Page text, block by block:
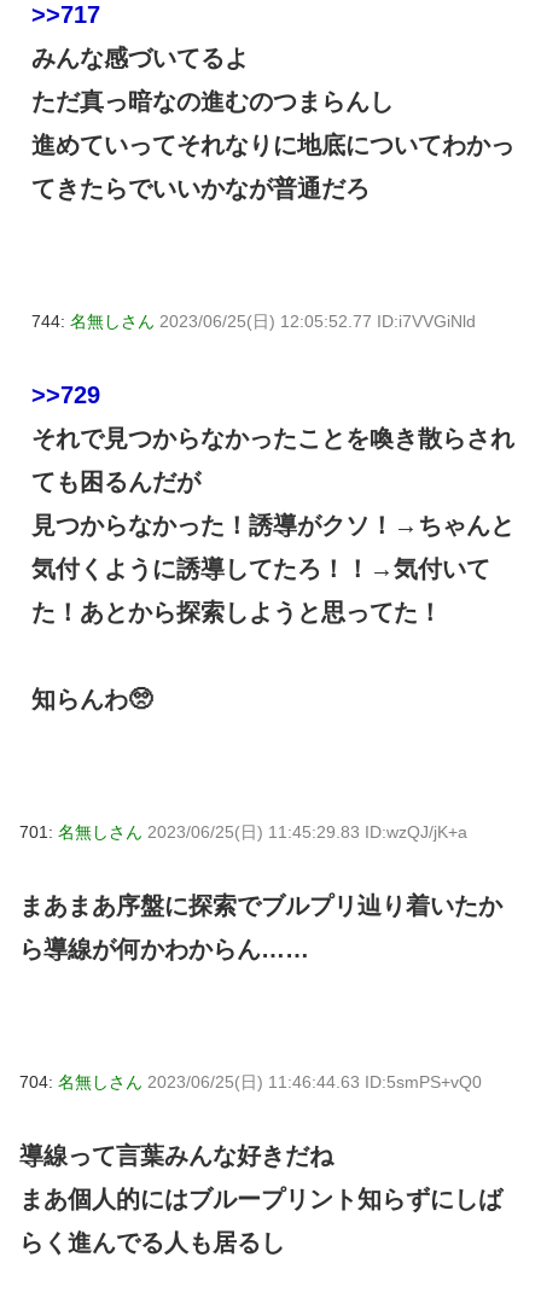
>>717
みんな感づいてるよ
ただ真っ暗なの進むのつまらんし
進めていってそれなりに地底についてわかっ
てきたらでいいかなが普通だろ
744: 名無しさん 2023/06/25(日) 12:05:52.77 ID:i7VVGiNld
>>729
それで見つからなかったことを喚き散らされ
ても困るんだが
見つからなかった！誘導がクソ！→ちゃんと
気付くように誘導してたろ！！→気付いて
た！あとから探索しようと思ってた！
知らんわ🥺
701: 名無しさん 2023/06/25(日) 11:45:29.83 ID:wzQJ/jK+a
まあまあ序盤に探索でブルプリ辿り着いたか
ら導線が何かわからん……
704: 名無しさん 2023/06/25(日) 11:46:44.63 ID:5smPS+vQ0
導線って言葉みんな好きだね
まあ個人的にはブループリント知らずにしば
らく進んでる人も居るし